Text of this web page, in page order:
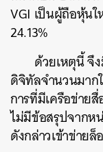
VGI เป็นผู้ถือหุ้น
24.13%
ด้วยเหตุนี้ จึ
ดิจิทัลจำนวนมาก
การที่มีเครือข่าย
ไม่มีข้อสรุปจากห
ดังกล่าวเข้าข่าย
ค้นหา